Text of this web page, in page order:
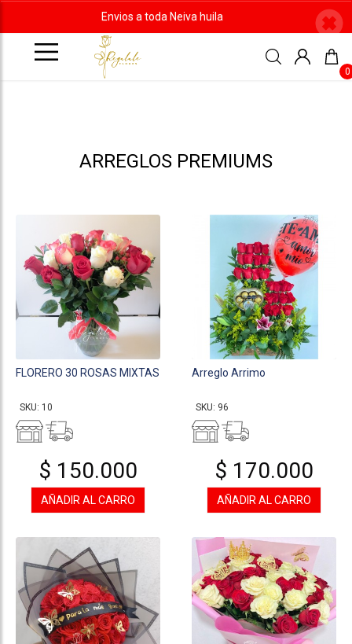
Envios a toda Neiva huila
0
ARREGLOS PREMIUMS
FLORERO 30 ROSAS MIXTAS
SKU: 10
$ 150.000
AÑADIR AL CARRO
Arreglo Arrimo
SKU: 96
$ 170.000
AÑADIR AL CARRO